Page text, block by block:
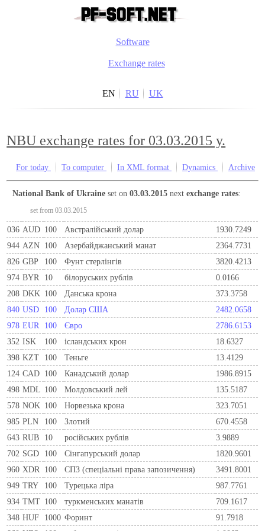
Software
Exchange rates
EN RU UK
NBU exchange rates for 03.03.2015 y.
For today To computer In XML format Dynamics Archive
National Bank of Ukraine set on03.03.2015 nextexchange rates:
set from 03.03.2015
036 AUD 100 Австралійський долар
1930.7249
944 AZN 100 Азербайджанський манат
2364.7731
826 GBP 100 Фунт стерлінгів
3820.4213
974 BYR 10 білоруських рублів
0.0166
208 DKK 100 Данська крона
373.3758
840 USD 100 Долар США
2482.0658
978 EUR 100 Євро
2786.6153
352 ISK 100 ісландських крон
18.6327
398 KZT 100 Теньге
13.4129
124 CAD 100 Канадський долар
1986.8915
498 MDL 100 Молдовський лей
135.5187
578 NOK 100 Норвезька крона
323.7051
985 PLN 100 Злотий
670.4558
643 RUB 10 російських рублів
3.9889
702 SGD 100 Сінгапурський долар
1820.9601
960 XDR 100 СПЗ (спеціальні права запозичення)
3491.8001
949 TRY 100 Турецька ліра
987.7761
934 TMT 100 туркменських манатів
709.1617
348 HUF 1000 Форинт
91.7918